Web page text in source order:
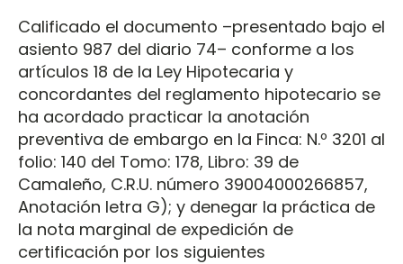
Calificado el documento –presentado bajo el
asiento 987 del diario 74– conforme a los
artículos 18 de la Ley Hipotecaria y
concordantes del reglamento hipotecario se
ha acordado practicar la anotación
preventiva de embargo en la Finca: N.º 3201 al
folio: 140 del Tomo: 178, Libro: 39 de
Camaleño, C.R.U. número 39004000266857,
Anotación letra G); y denegar la práctica de
la nota marginal de expedición de
certificación por los siguientes